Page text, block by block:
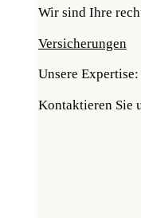
Wir sind Ihre
Versicherungen
Unsere
Kontaktieren Sie